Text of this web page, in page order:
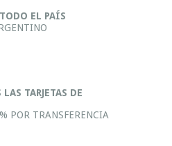
EL PAÍS
TARJETAS DE
POR TRANSFERENCIA